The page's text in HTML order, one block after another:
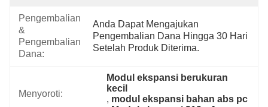
Pengembalian
&
Pengembalian
Dana:
Anda Dapat Mengajukan
Pengembalian Dana Hingga 30 Hari
Setelah Produk Diterima.
Menyoroti:
Modul ekspansi berukuran
kecil
, modul ekspansi bahan abs pc